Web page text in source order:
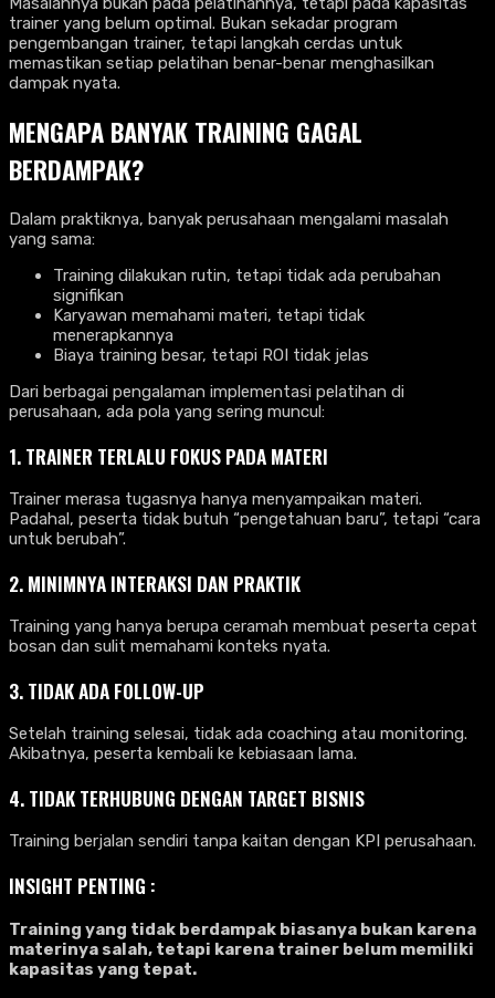
trainer yang belum optimal. Bukan sekadar program
pengembangan trainer, tetapi langkah cerdas untuk
memastikan setiap pelatihan benar-benar menghasilkan
dampak nyata.
MENGAPA BANYAK TRAINING GAGAL
BERDAMPAK?
Dalam praktiknya, banyak perusahaan mengalami masalah
yang sama:
Training dilakukan rutin, tetapi tidak ada perubahan
signifikan
Karyawan memahami materi, tetapi tidak
menerapkannya
Biaya training besar, tetapi ROI tidak jelas
Dari berbagai pengalaman implementasi pelatihan di
perusahaan, ada pola yang sering muncul:
1. TRAINER TERLALU FOKUS PADA MATERI
Trainer merasa tugasnya hanya menyampaikan materi.
Padahal, peserta tidak butuh “pengetahuan baru”, tetapi “cara
untuk berubah”.
2. MINIMNYA INTERAKSI DAN PRAKTIK
Training yang hanya berupa ceramah membuat peserta cepat
bosan dan sulit memahami konteks nyata.
3. TIDAK ADA FOLLOW-UP
Setelah training selesai, tidak ada coaching atau monitoring.
Akibatnya, peserta kembali ke kebiasaan lama.
4. TIDAK TERHUBUNG DENGAN TARGET BISNIS
Training berjalan sendiri tanpa kaitan dengan KPI perusahaan.
INSIGHT PENTING :
Training yang tidak berdampak biasanya bukan karena
materinya salah, tetapi karena trainer belum memiliki
kapasitas yang tepat.